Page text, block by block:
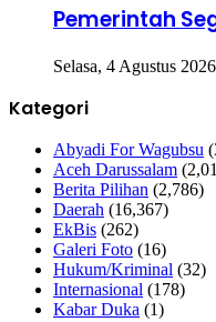
Pemerintah
Selasa, 4 Agustus
Kategori
Abyadi For Wagubsu
Aceh Darussalam
Berita Pilihan (2,786)
Daerah (16,367)
EkBis (262)
Galeri Foto (16)
Hukum/Kriminal (32)
Internasional (178)
Kabar Duka (1)